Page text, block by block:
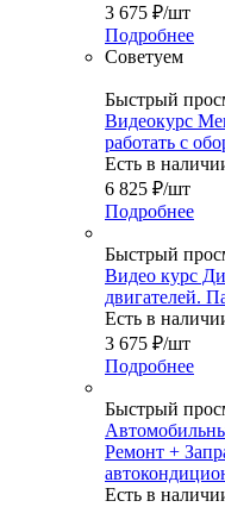
3 675 ₽/шт
Подробнее
Советуем
Быстрый
Видеокурс
работать с
Есть в
6 825 ₽/шт
Подробнее
Быстрый
Видео курс
двигателей.
Есть в
3 675 ₽/шт
Подробнее
Быстрый
Ремонт +
Есть в